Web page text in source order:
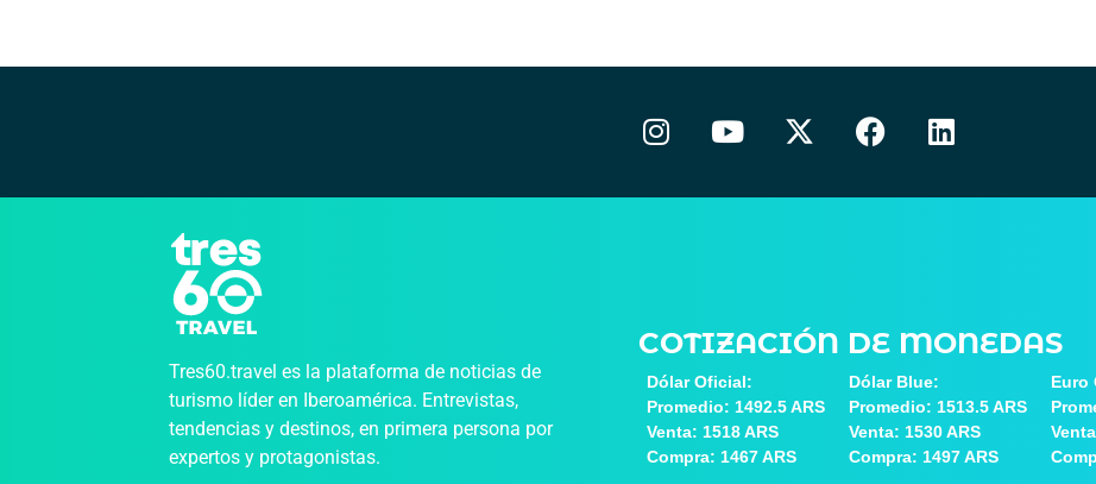
Tres60.travel es la plataforma de noticias de
turismo líder en Iberoamérica. Entrevistas,
tendencias y destinos, en primera persona por
expertos y protagonistas.
COTIZACIÓN DE MONEDAS
Dólar Oficial:
Promedio: 1492.5 ARS
Venta: 1518 ARS
Compra: 1467 ARS
Dólar Blue:
Promedio: 1513.5 ARS
Venta: 1530 ARS
Compra: 1497 ARS
Euro